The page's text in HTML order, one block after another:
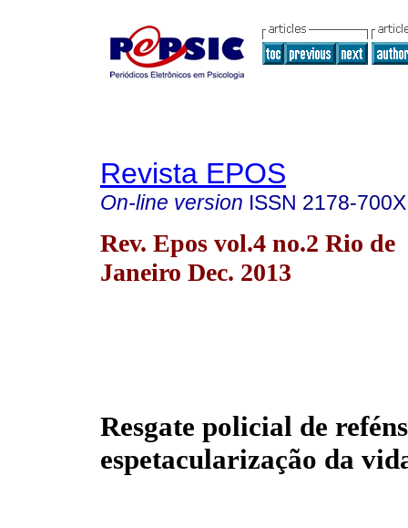
Revista EPOS
On-line version ISSN 2178-700X
Rev. Epos vol.4 no.2 Rio de
Janeiro Dec. 2013
Resgate policial de
espetacularização da